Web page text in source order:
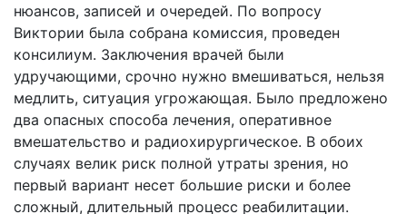
нюансов, записей и очередей. По вопросу
Виктории была собрана комиссия, проведен
консилиум. Заключения врачей были
удручающими, срочно нужно вмешиваться, нельзя
медлить, ситуация угрожающая. Было предложено
два опасных способа лечения, оперативное
вмешательство и радиохирургическое. В обоих
случаях велик риск полной утраты зрения, но
первый вариант несет большие риски и более
сложный, длительный процесс реабилитации.